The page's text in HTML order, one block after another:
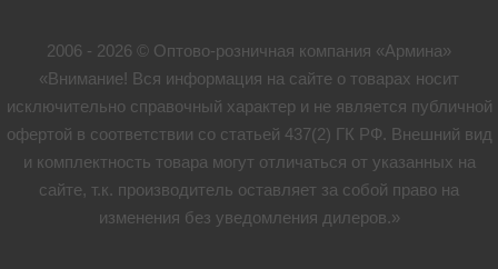
2006 - 2026 © Оптово-розничная компания «Армина»
«Внимание! Вся информация на сайте о товарах носит
исключительно справочный характер и не является публичной
офертой в соответствии со статьей 437(2) ГК РФ. Внешний вид
и комплектность товара могут отличаться от указанных на
сайте, т.к. производитель оставляет за собой право на
изменения без уведомления дилеров.»